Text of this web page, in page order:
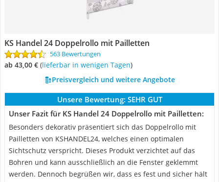
KS Handel 24 Doppelrollo mit Pailletten
563 Bewertungen
ab 43,00 € ( Lieferbar in wenigen Tagen)
Preisvergleich und weitere Angebote
Unsere Bewertung: SEHR GUT
Unser Fazit für KS Handel 24 Doppelrollo mit Pailletten:
Besonders dekorativ präsentiert sich das Doppelrollo mit
Pailletten von KSHANDEL24, welches einen optimalen
Sichtschutz verspricht. Dieses Produkt verzichtet auf das
Bohren und kann ausschließlich an die Fenster geklemmt
werden. Dennoch begrüßen wir, dass es fest und sicher hält